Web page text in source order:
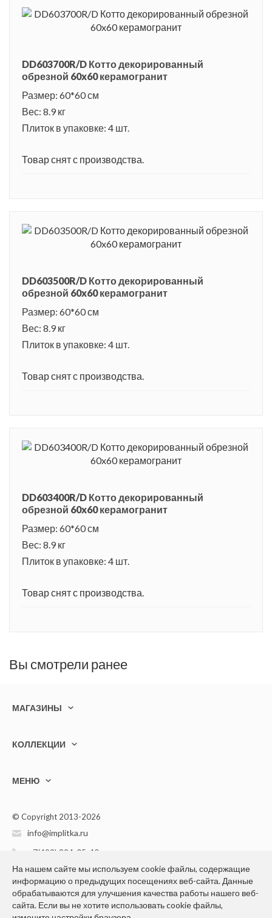
DD603700R/D Котто декорированный
обрезной 60x60 керамогранит
Размер: 60*60 см
Вес: 8.9 кг
Плиток в упаковке: 4 шт.
Товар снят с производства.
DD603500R/D Котто декорированный
обрезной 60x60 керамогранит
Размер: 60*60 см
Вес: 8.9 кг
Плиток в упаковке: 4 шт.
Товар снят с производства.
DD603400R/D Котто декорированный
обрезной 60x60 керамогранит
Размер: 60*60 см
Вес: 8.9 кг
Плиток в упаковке: 4 шт.
Товар снят с производства.
Вы смотрели ранее
МАГАЗИНЫ
КОЛЛЕКЦИИ
МЕНЮ
© Copyright 2013-2026
info@implitka.ru
+7(499) 394-05-40
На нашем сайте мы используем cookie файлы, содержащие
информацию о предыдущих посещениях веб-сайта. Данные
обрабатываются для улучшения качества работы нашего веб-
сайта. Если вы не хотите использовать cookie файлы,